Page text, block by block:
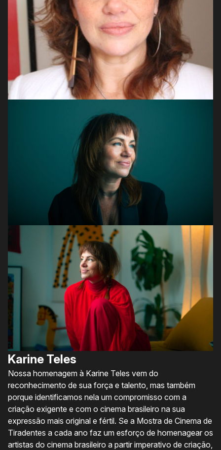
Karine Teles
Nossa homenagem à Karine Teles vem do
reconhecimento de sua força e talento, mas também
porque identificamos nela um compromisso com a
criação exigente e com o cinema brasileiro na sua
expressão mais original e fértil. Se a Mostra de Cinema de
Tiradentes a cada ano faz um esforço de homenagear os
artistas do cinema brasileiro a partir imperativo de criação,